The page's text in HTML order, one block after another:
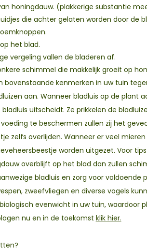
honingdauw. (plakkerige substantie
die achter gelaten worden door de
het blad.
vergeling vallen de bladeren af.
schimmel die makkelijk groeit op
bovenstaande kenmerken in uw tuin
aan. Wanneer bladluis op de plant
uitscheidt. Ze prikkelen de
te beschermen zullen zij het
zelfs overlijden. Wanneer er veel
worden uitgezet. Voor
overblijft op het blad dan zullen
bladluis en zorg voor voldoende
zweefvliegen en diverse vogels
evenwicht in uw tuin, waardoor
nu en in de toekomst klik hier.